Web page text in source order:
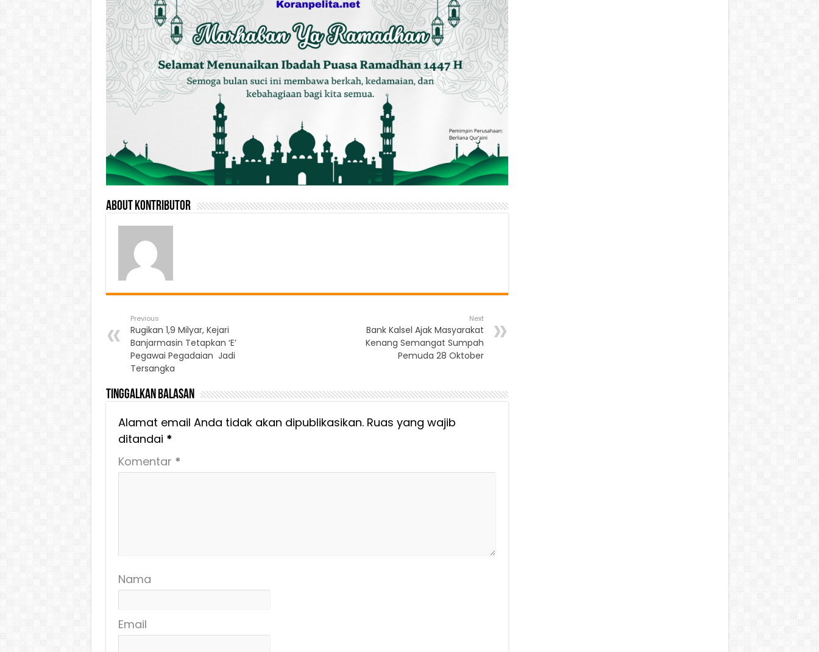
About Kontributor
Previous
Rugikan 1,9 Milyar, Kejari
Banjarmasin Tetapkan ‘E’
Pegawai Pegadaian Jadi
Tersangka
Next
Bank Kalsel Ajak Masyarakat
Kenang Semangat Sumpah
Pemuda 28 Oktober
Tinggalkan Balasan
Alamat email Anda tidak akan dipublikasikan. Ruas yang wajib
ditandai *
Komentar *
Nama
Email